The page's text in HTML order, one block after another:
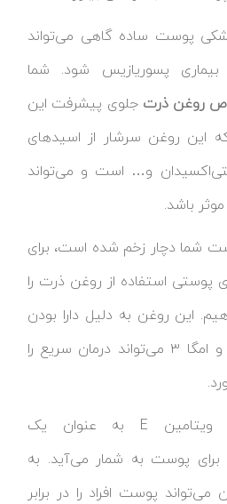
پوست ساده گاهی می‌تواند
پسوریازیس شود. شما
روغن ذرت جلوی پیشرفت این
که این روغن سرشار از اسیدهای
امگا۶، آنتی‌اکسیدان و… است و می‌تواند
باشد.
شما دچار زخم شده است، برای
پوستی استفاده از روغن ذرت را
این روغن به دلیل دارا بودن
ویتامین‌های E، C، A و امگا ۳ می‌تواند درمان سریع را
ویتامین E به عنوان یک
برای پوست به شمار می‌آید. به
پوست افراد را در برابر